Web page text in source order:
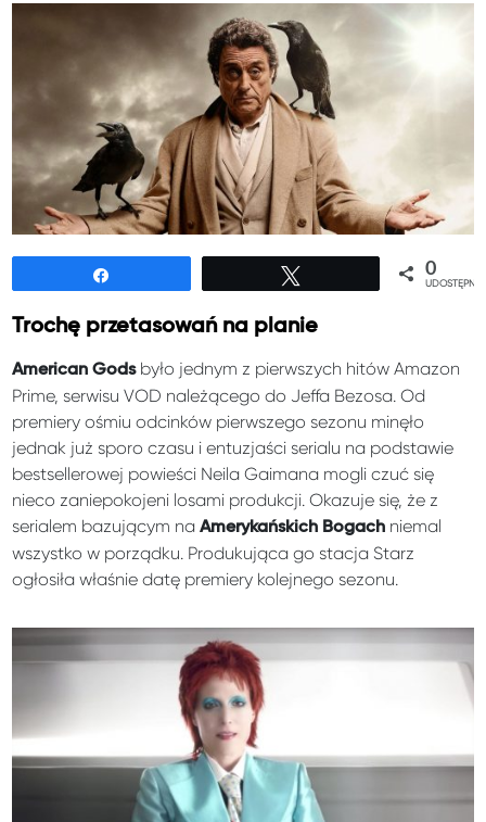
0
Trochę przetasowań na planie
American Gods było jednym z pierwszych hitów Amazon
Prime, serwisu VOD należącego do Jeffa Bezosa. Od
premiery ośmiu odcinków pierwszego sezonu minęło
jednak już sporo czasu i entuzjaści serialu na podstawie
bestsellerowej powieści Neila Gaimana mogli czuć się
nieco zaniepokojeni losami produkcji. Okazuje się, że z
serialem bazującym naAmerykańskich Bogach niemal
wszystko w porządku. Produkująca go stacja Starz
ogłosiła właśnie datę premiery kolejnego sezonu.